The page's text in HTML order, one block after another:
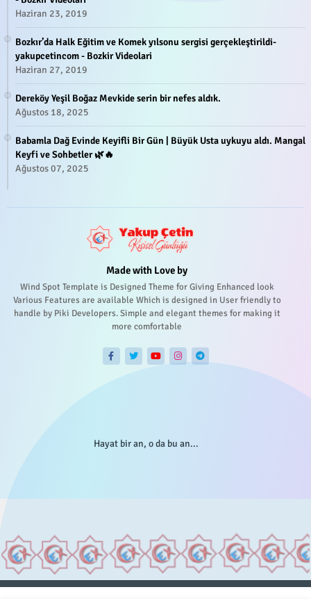
Haziran 23, 2019
Bozkır’da Halk Eğitim ve Komek yılsonu sergisi gerçekleştirildi-
yakupcetincom - Bozkir Videolari
Haziran 27, 2019
Dereköy Yeşil Boğaz Mevkide serin bir nefes aldık.
Ağustos 18, 2025
Babamla Dağ Evinde Keyifli Bir Gün | Büyük Usta uykuyu aldı. Mangal
Keyfi ve Sohbetler 🌿🔥
Ağustos 07, 2025
Made with Love by
Wind Spot Template is Designed Theme for Giving Enhanced look
Various Features are available Which is designed in User friendly to
handle by Piki Developers. Simple and elegant themes for making it
more comfortable
Hayat bir an, o da bu an...